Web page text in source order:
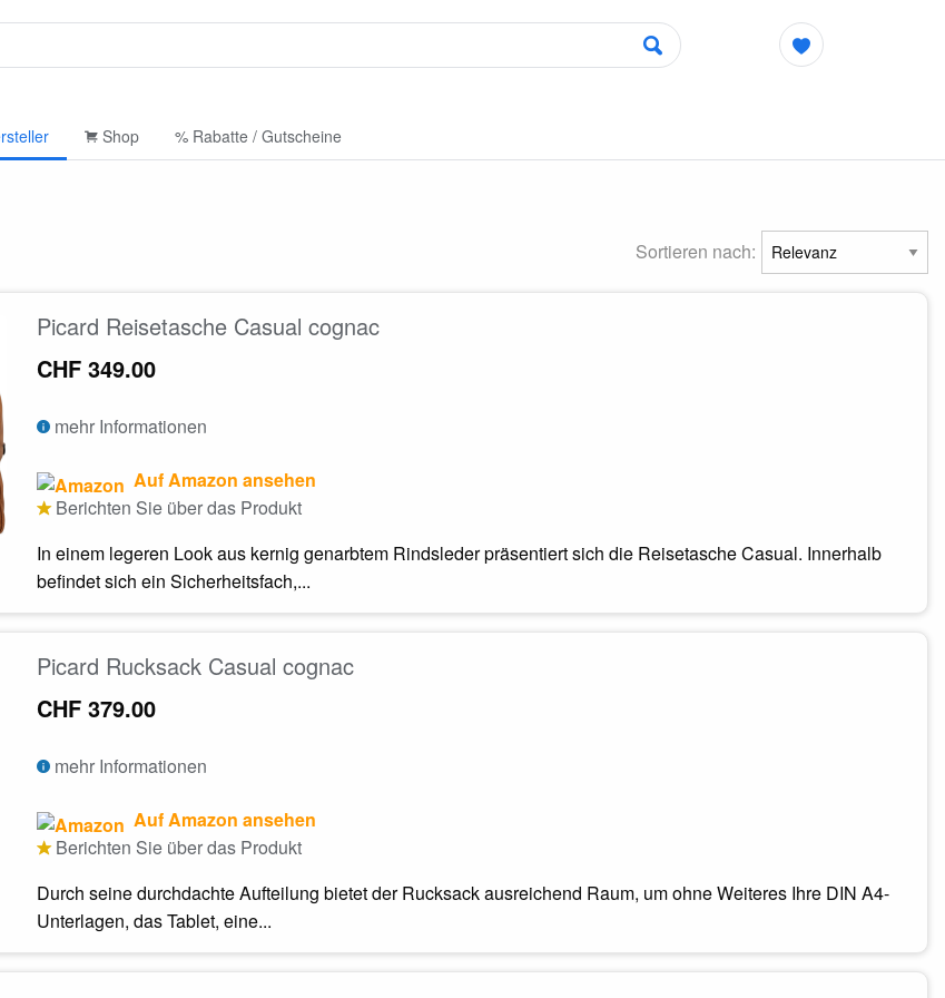
Shop % Rabatte / Gutscheine
Sortieren nach:
Picard Reisetasche Casual cognac
CHF 349.00
mehr Informationen
Auf Amazon ansehen
Berichten Sie über das Produkt
In einem legeren Look aus kernig genarbtem Rindsleder präsentiert sich die Reisetasche Casual. Innerhalb
befindet sich ein Sicherheitsfach,...
Picard Rucksack Casual cognac
CHF 379.00
mehr Informationen
Auf Amazon ansehen
Berichten Sie über das Produkt
Durch seine durchdachte Aufteilung bietet der Rucksack ausreichend Raum, um ohne Weiteres Ihre DIN A4-
Unterlagen, das Tablet, eine...